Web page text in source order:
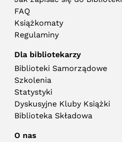
FAQ
Książkomaty
Regulaminy
Dla bibliotekarzy
Biblioteki Samorządowe
Szkolenia
Statystyki
Dyskusyjne Kluby Książki
Biblioteka Składowa
O nas